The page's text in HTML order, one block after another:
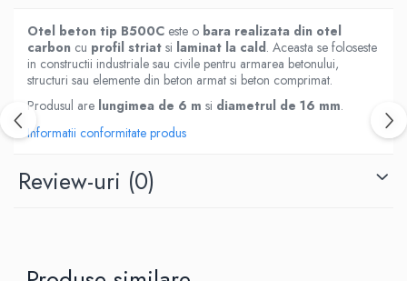
Otel beton tip B500C este o bara realizata din otel
carbon cu profil striat si laminat la cald. Aceasta se foloseste
in constructii industriale sau civile pentru armarea betonului,
structuri sau elemente din beton armat si beton comprimat.
Produsul are lungimea de 6 m si diametrul de 16 mm.
Informatii conformitate produs
Review-uri (0)